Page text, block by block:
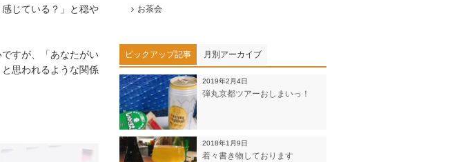
じている？」と穏や
すが、「あなたがい
思われるような関係
お茶会
ピックアップ記事 月別アーカイブ
2019年2月4日
弾丸京都ツアーおしまいっ！
2018年1月9日
着々書き物しております